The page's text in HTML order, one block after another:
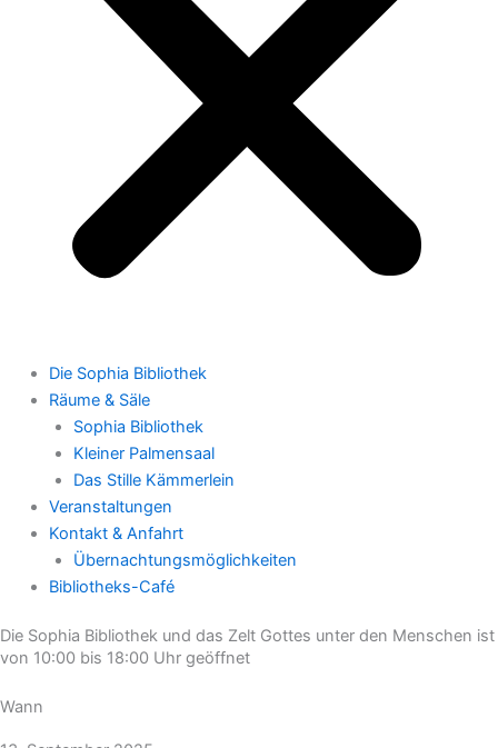
Die Sophia Bibliothek
Räume & Säle
Sophia Bibliothek
Kleiner Palmensaal
Das Stille Kämmerlein
Veranstaltungen
Kontakt & Anfahrt
Übernachtungsmöglichkeiten
Bibliotheks-Café
Die Sophia Bibliothek und das Zelt Gottes unter den Menschen ist
von 10:00 bis 18:00 Uhr geöffnet
Wann